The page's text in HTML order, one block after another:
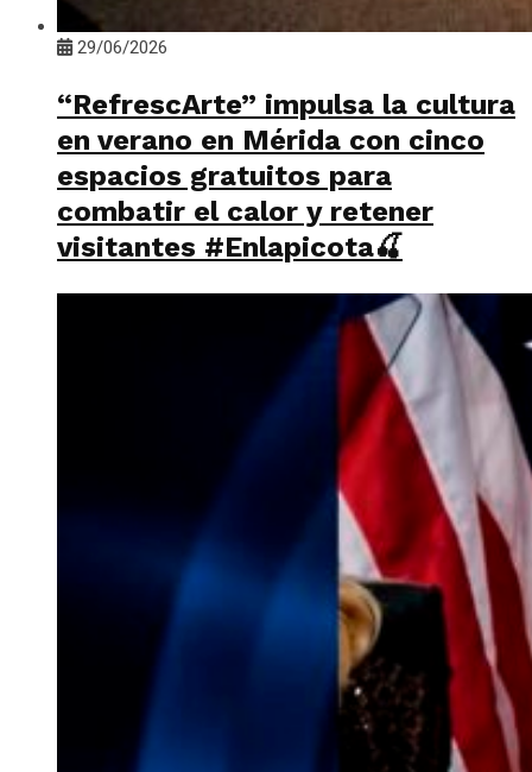
29/06/2026
“RefrescArte” impulsa la cultura
en verano en Mérida con cinco
espacios gratuitos para
combatir el calor y retener
visitantes #Enlapicota🍒